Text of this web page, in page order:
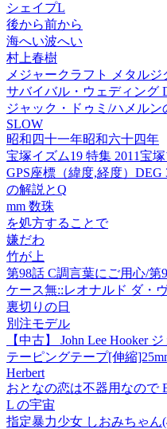
シェイプL
後から前から
海へい波へい
村上春樹
メジャークラフト メタルジ
サバイバル・ウェディング
ジャック・ドゥミ/ハメル
SLOW
昭和四十一年昭和六十四年
宝塚イズム19 特集 2011宝
GPS座標（緯度,経度）DEG
の解説とQ
mm 数珠
を処方することで
嫌だわ
竹が上
第98話 C調言葉にご用心/第
ケース無::レオナルド ダ・
裏切りの日
別注モデル
【中古】 John Lee Hooker
テーピングテープ[伸縮
Herbert
おとなの恋は不器用なので
L の宇宙
指定暴力少女 しおみちゃん